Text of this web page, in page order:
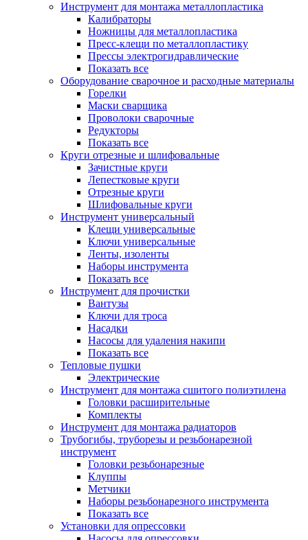
Инструмент для монтажа металлопластика
Калибраторы
Ножницы для металлопластика
Пресс-клещи по металлопластику
Прессы электрогидравлические
Показать все
Оборудование сварочное и расходные материалы
Горелки
Маски сварщика
Проволоки сварочные
Редукторы
Показать все
Круги отрезные и шлифовальные
Зачистные круги
Лепестковые круги
Отрезные круги
Шлифовальные круги
Инструмент универсальный
Клещи универсальные
Ключи универсальные
Ленты, изоленты
Наборы инструмента
Показать все
Инструмент для прочистки
Вантузы
Ключи для троса
Насадки
Насосы для удаления накипи
Показать все
Тепловые пушки
Электрические
Инструмент для монтажа сшитого полиэтилена
Головки расширительные
Комплекты
Инструмент для монтажа радиаторов
Трубогибы, труборезы и резьбонарезной
инструмент
Головки резьбонарезные
Клуппы
Метчики
Наборы резьбонарезного инструмента
Показать все
Установки для опрессовки